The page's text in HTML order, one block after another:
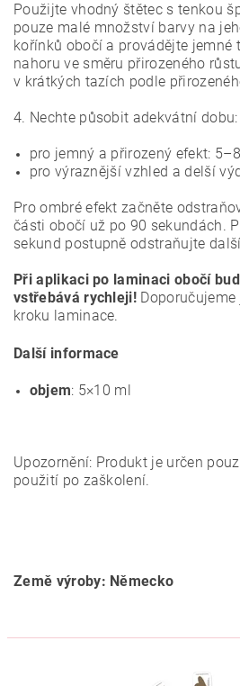
Použijte vhodný štětec s tenkou
pouze malé množství barvy na
kořínků obočí a provádějte jemné
nahoru ve směru přirozeného
v krátkých tazích podle
4. Nechte působit adekvátní dobu:
pro jemný a přirozený efekt:
pro výraznější vzhled a delší
Pro ombré efekt začněte
části obočí už po 90 sekundách.
sekund postupně odstraňujte
Při aplikaci po laminaci obočí
vstřebává rychleji!
kroku laminace.
Další informace
objem: 5×10 ml
Upozornění: Produkt je určen
použití po zaškolení.
Země výroby: Německo